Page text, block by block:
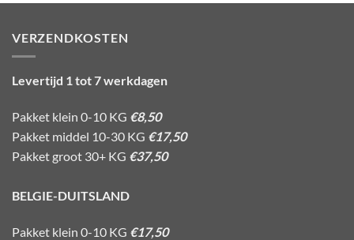
VERZENDKOSTEN
Levertijd 1 tot 7 werkdagen
Pakket klein 0-10 KG €8,50
Pakket middel 10-30 KG €17,50
Pakket groot 30+ KG €37,50
BELGIE-DUITSLAND
Pakket klein 0-10 KG €17,50